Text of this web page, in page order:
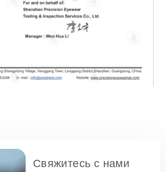
Свяжитесь с нами